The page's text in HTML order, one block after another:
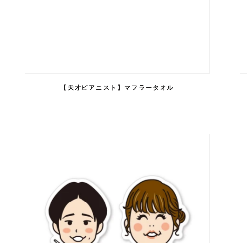
【天才ピアニスト】マフラータオル